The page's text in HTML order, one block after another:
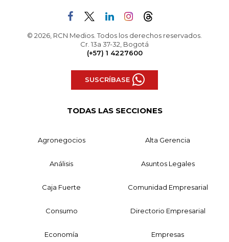
© 2026, RCN Medios. Todos los derechos reservados.
Cr. 13a 37-32, Bogotá
(+57) 1 4227600
SUSCRÍBASE
TODAS LAS SECCIONES
Agronegocios Alta Gerencia
Análisis Asuntos Legales
Caja Fuerte Comunidad Empresarial
Consumo Directorio Empresarial
Economía Empresas